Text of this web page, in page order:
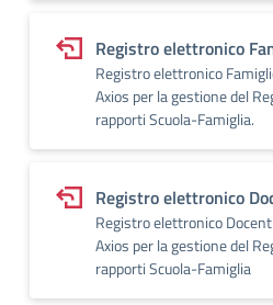
Registro elettronico
Registro elettronico
Axios per la gestione del
rapporti Scuola-Famiglia.
Registro elettronico
Registro elettronico
Axios per la gestione del
rapporti Scuola-Famiglia